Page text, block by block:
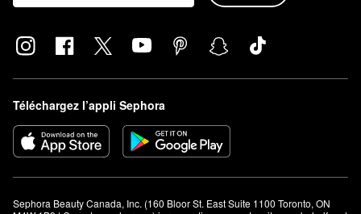
Téléchargez l’appli Sephora
Sephora Beauty Canada, Inc. (160 Bloor St. East Suite 1100 Toronto, ON